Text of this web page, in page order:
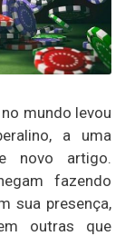
mundo levou
a uma
novo artigo.
fazendo
sua presença,
outras que